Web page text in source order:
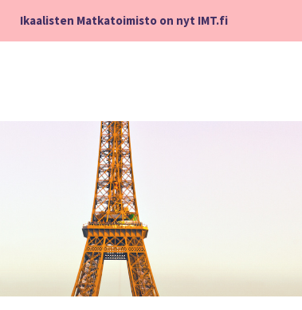
Ikaalisten Matkatoimisto on nyt IMT.fi